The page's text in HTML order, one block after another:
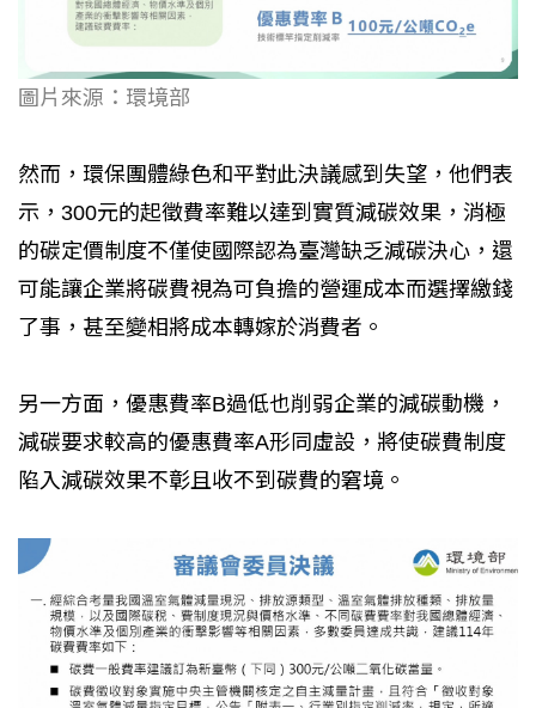
圖片來源：環境部
然而，環保團體綠色和平對此決議感到失望，他們表
示，300元的起徵費率難以達到實質減碳效果，消極
的碳定價制度不僅使國際認為臺灣缺乏減碳決心，還
可能讓企業將碳費視為可負擔的營運成本而選擇繳錢
了事，甚至變相將成本轉嫁於消費者。
另一方面，優惠費率B過低也削弱企業的減碳動機，
減碳要求較高的優惠費率A形同虛設，將使碳費制度
陷入減碳效果不彰且收不到碳費的窘境。